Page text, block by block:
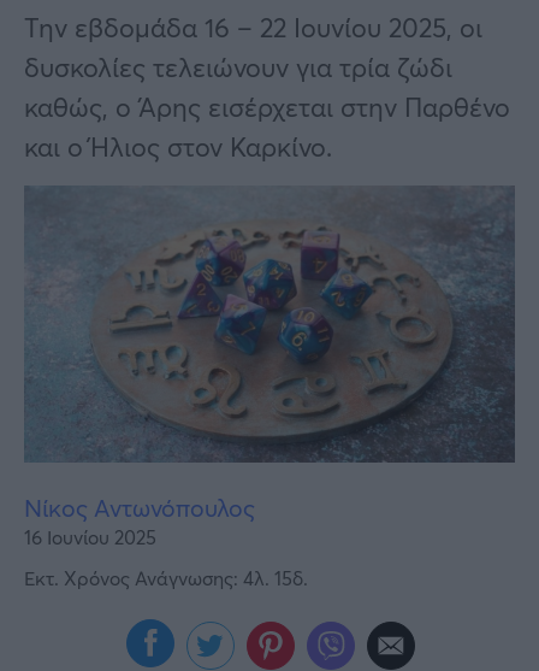
ΕΣΠΑ
Lifestyle
Αθλητικά
Υγεία
Γυναίκα
Την εβδομάδα 16 – 22 Ιουνίου 2025, οι
δυσκολίες τελειώνουν για τρία ζώδι
καθώς, ο Άρης εισέρχεται στην Παρθένο
και ο Ήλιος στον Καρκίνο.
Νίκος Αντωνόπουλος
16 Ιουνίου 2025
Εκτ. Χρόνος Ανάγνωσης: 4λ. 15δ.